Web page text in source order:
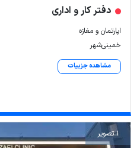
دفتر کار و اداری
اپارتمان و مغازه
خمینی‌شهر
مشاهده جزییات
1 تصویر